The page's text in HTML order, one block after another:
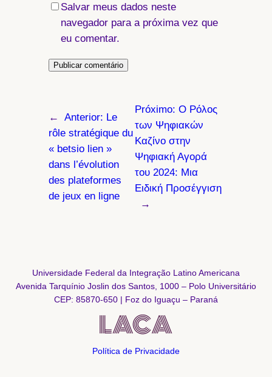
Salvar meus dados neste
navegador para a próxima vez que
eu comentar.
← Anterior: Le
rôle stratégique du
« betsio lien »
dans l’évolution
des plateformes
de jeux en ligne
Próximo: Ο Ρόλος
των Ψηφιακών
Καζίνο στην
Ψηφιακή Αγορά
του 2024: Μια
Ειδική Προσέγγιση
→
Universidade Federal da Integração Latino Americana
Avenida Tarquínio Joslin dos Santos, 1000 – Polo Universitário
CEP: 85870-650 | Foz do Iguaçu – Paraná
Política de Privacidade